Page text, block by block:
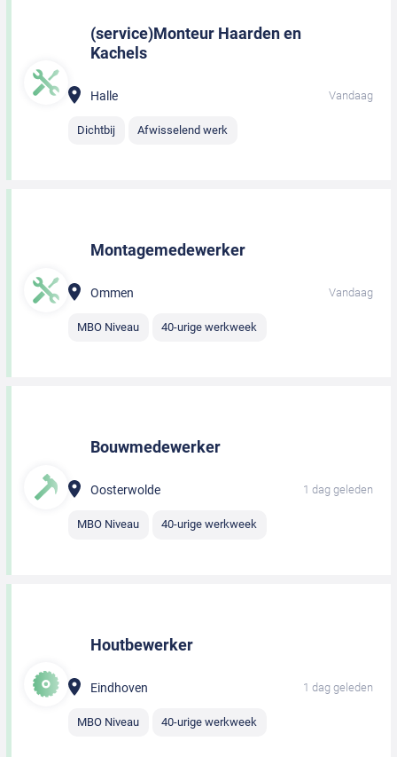
(service)Monteur Haarden en
Kachels
Halle Vandaag
Dichtbij Afwisselend werk
Montagemedewerker
Ommen Vandaag
MBO Niveau 40-urige werkweek
Bouwmedewerker
Oosterwolde 1 dag geleden
MBO Niveau 40-urige werkweek
Houtbewerker
Eindhoven 1 dag geleden
MBO Niveau 40-urige werkweek